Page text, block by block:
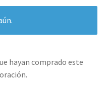
hayan comprado este